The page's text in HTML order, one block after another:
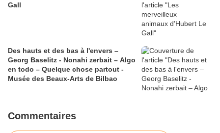
Gall
Des hauts et des bas à l'envers –
Georg Baselitz - Nonahi zerbait – Algo
en todo – Quelque chose partout -
Musée des Beaux-Arts de Bilbao
Commentaires